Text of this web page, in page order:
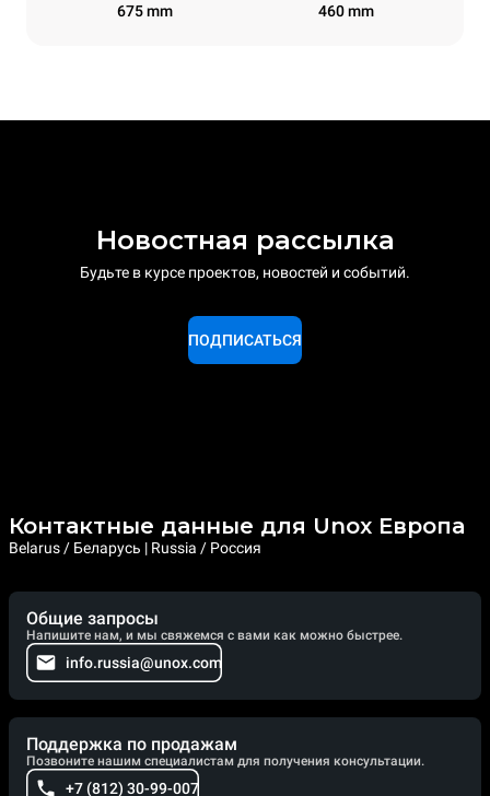
675 mm 460 mm
Новостная рассылка
Будьте в курсе проектов, новостей и событий.
ПОДПИСАТЬСЯ
Контактные данные для Unox Европа
Belarus / Беларусь | Russia / Россия
Общие запросы
Напишите нам, и мы свяжемся с вами как можно быстрее.
info.russia@unox.com
Поддержка по продажам
Позвоните нашим специалистам для получения консультации.
+7 (812) 30-99-007